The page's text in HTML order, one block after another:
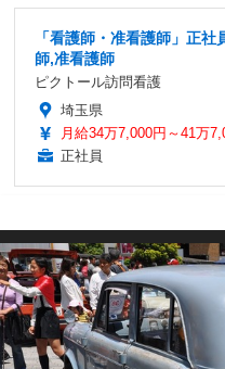
「看護師・准看護師」正
師,准看護師
ピクトール訪問看護
埼玉県
月給34万7,000円～41万
正社員